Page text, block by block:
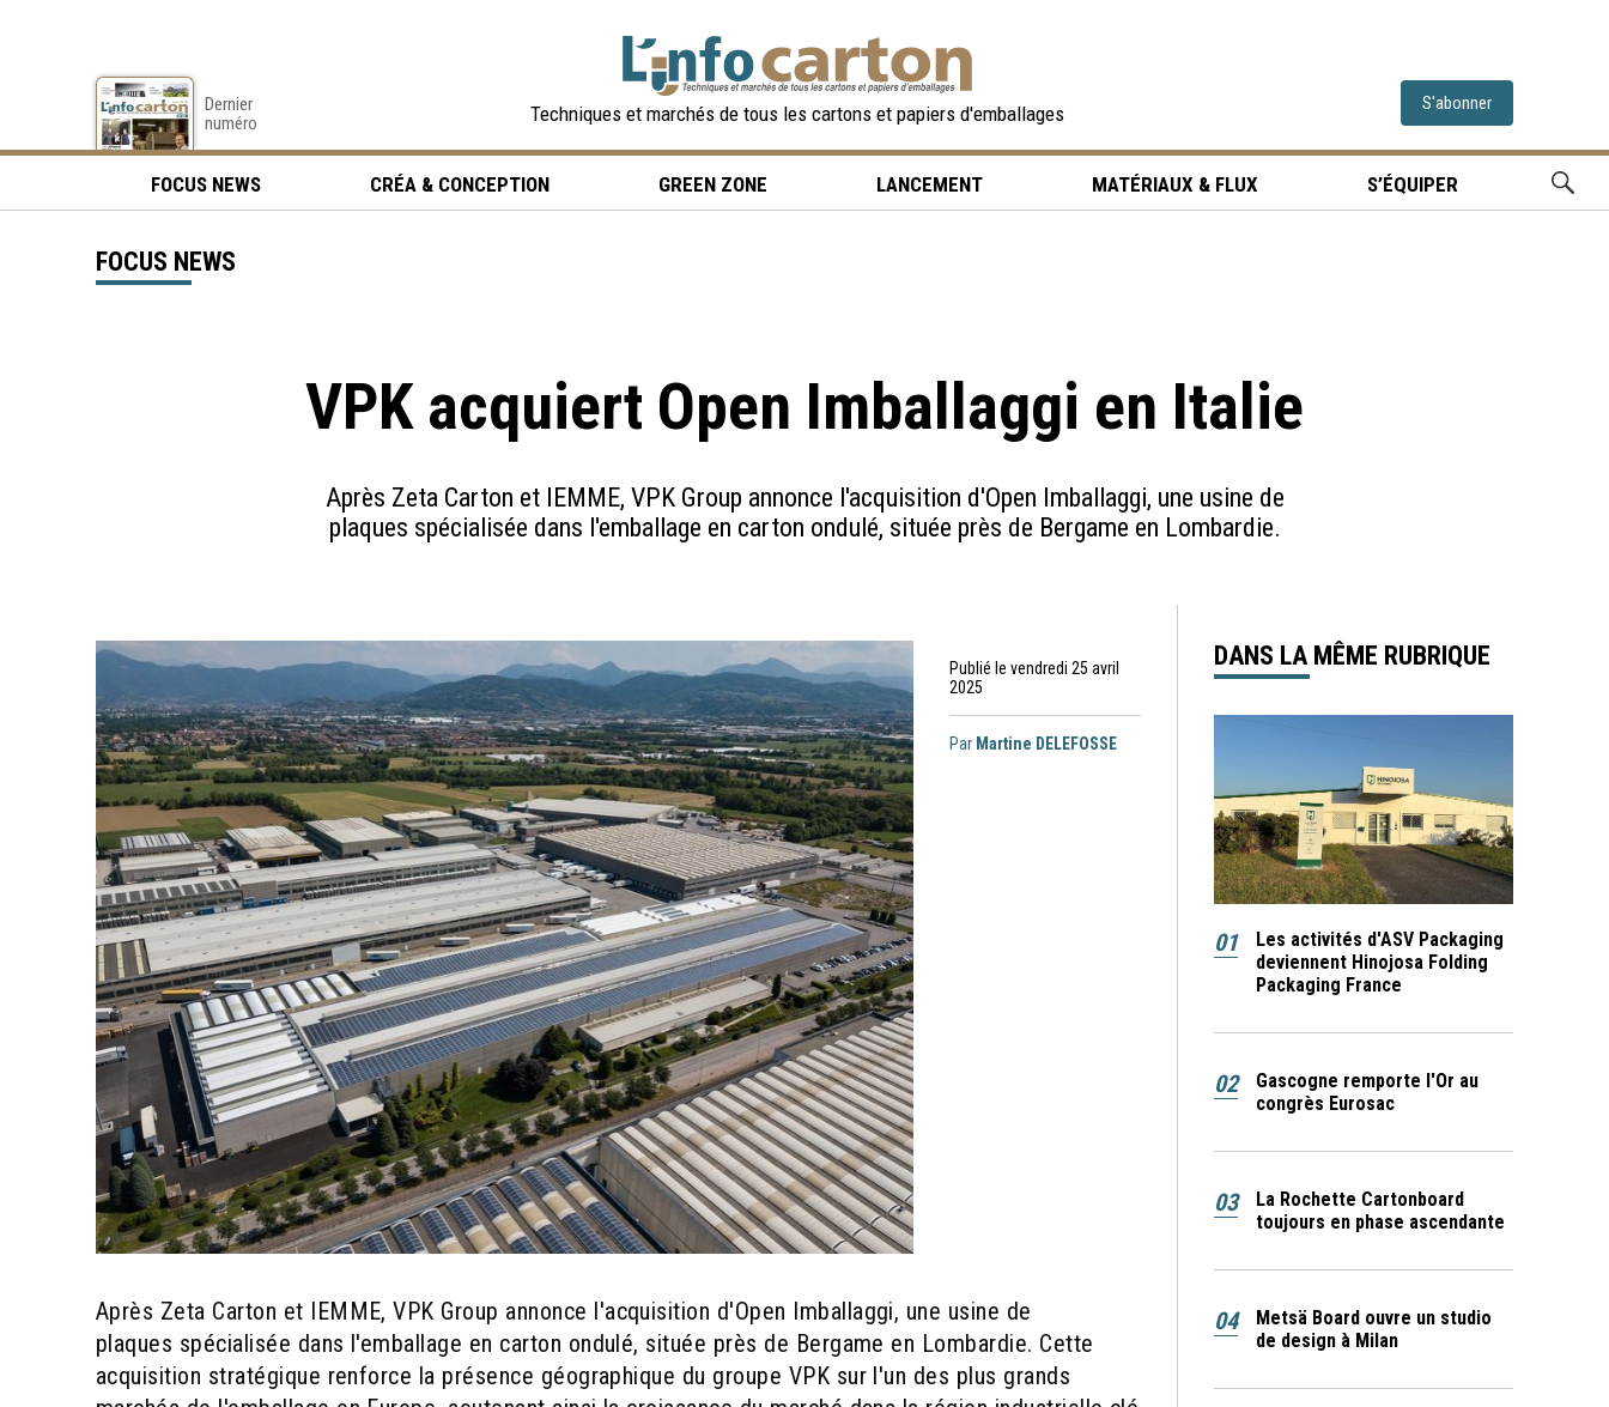
Dernier
numéro
Techniques et marchés de tous les cartons et papiers d'emballages S'abonner
FOCUS NEWS CRÉA & CONCEPTION GREEN ZONE LANCEMENT MATÉRIAUX & FLUX S’ÉQUIPER
VPK acquiert Open Imballaggi en Italie
Après Zeta Carton et IEMME, VPK Group annonce l'acquisition d'Open Imballaggi, une usine de
plaques spécialisée dans l'emballage en carton ondulé, située près de Bergame en Lombardie.
FOCUS NEWS
Publié le vendredi 25 avril
2025
Par Martine DELEFOSSE
Après Zeta Carton et IEMME, VPK Group annonce l'acquisition d'Open Imballaggi, une usine de
plaques spécialisée dans l'emballage en carton ondulé, située près de Bergame en Lombardie. Cette
acquisition stratégique renforce la présence géographique du groupe VPK sur l'un des plus grands
DANS LA MÊME RUBRIQUE
01
Les activités d'ASV Packaging
deviennent Hinojosa Folding
Packaging France
02
Gascogne remporte l'Or au
congrès Eurosac
03
La Rochette Cartonboard
toujours en phase ascendante
04
Metsä Board ouvre un studio
de design à Milan